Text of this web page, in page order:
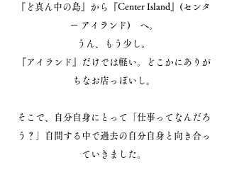
『ど真ん中の島』から『Center Island』(センタ
ー アイランド) へ。
うん、もう少し。
『アイランド』だけでは軽い。どこかにありが
ちなお店っぽいし。
そこで、自分自身にとって「仕事ってなんだろ
う？」自問する中で過去の自分自身と向き合っ
ていきました。